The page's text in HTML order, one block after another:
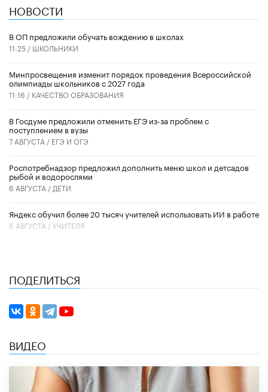
НОВОСТИ
В ОП предложили обучать вождению в школах
11:25 / ШКОЛЬНИКИ
Минпросвещения изменит порядок проведения Всероссийской
олимпиады школьников с 2027 года
11:16 / КАЧЕСТВО ОБРАЗОВАНИЯ
В Госдуме предложили отменить ЕГЭ из-за проблем с
поступлением в вузы
7 АВГУСТА / ЕГЭ И ОГЭ
Роспотребнадзор предложил дополнить меню школ и детсадов
рыбой и водорослями
6 АВГУСТА / ДЕТИ
​Яндекс обучил более 20 тысяч учителей использовать ИИ в работе
6 АВГУСТА /УЧИТЕЛЯ
ПОДЕЛИТЬСЯ
ВИДЕО